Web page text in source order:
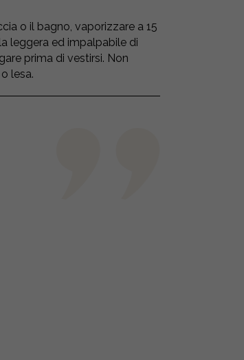
o il bagno, vaporizzare a 15
leggera ed impalpabile di
prima di vestirsi. Non
lesa.